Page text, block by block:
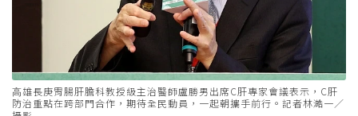
⾼雄長庚胃腸肝膽科教授級主治醫師盧勝男出席C肝專家會議表示，C肝
防治重點在跨部門合作，期待全民動員，一起朝攜手前行。記者林澔一／